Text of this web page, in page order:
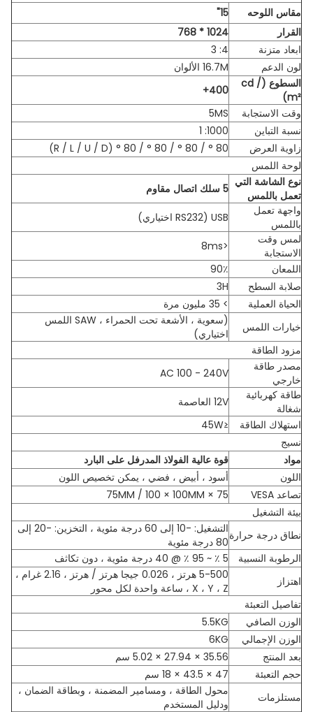
مقاس اللوحه
15"
القرار
1024 * 768
ابعاد متزنة
4: 3
لون الدعم
16.7M الألوان
السطوع (cd /
m²)
400+
وقت الاستجابة
5MS
نسبة التباين
1000: 1
زاوية العرض
80 ° / 80 ° / 80 ° / 80 ° (R / L / U / D)
لوحة اللمس
نوع الشاشة التي
تعمل باللمس
5 سلك اتصال مقاوم
واجهة تعمل
باللمس
USB (RS232 اختياري)
لمس وقت
الاستجابة
<8ms
اللمعان
90٪
صلابة السطح
3H
الحياة العملية
> 35 مليون مرة
خيارات اللمس
(سعوية ، الأشعة تحت الحمراء ، SAW اللمس
اختياري)
مزود الطاقة
مصدر طاقة
خارجي
AC 100 - 240V
طاقة كهربائية
شغالة
12V العاصمة
استهلاك الطاقة
≤45W
نسيج
مواد
قوة عالية الفولاذ المدرفل على البارد
اللون
أسود ، أبيض ، فضي ، يمكن تخصيص اللون
تصاعد VESA
75 × 75MM / 100 × 100MM
بيئة التشغيل
نطاق درجة حرارة
التشغيل: -10 إلى 60 درجة مئوية ، التخزين: -20 إلى
80 درجة مئوية
الرطوبة النسبية
5 ٪ ~ 95 ٪ @ 40 درجة مئوية ، دون تكاثف
اهتزاز
5-500 هرتز ، 0.026 جيجا هرتز / هرتز ، 2.16 غرام ،
X ، Y ، Z ، ساعة واحدة لكل محور
تفاصيل التعبئة
الوزن الصافي
5.5KG
الوزن الإجمالي
6KG
بعد المنتج
35.56 × 27.94 × 5.02 سم
حجم التعبئة
47 × 43.5 × 18 سم
مستلزمات
محول الطاقة ، ومسامير المضمنة ، وبطاقة الضمان ،
ودليل المستخدم